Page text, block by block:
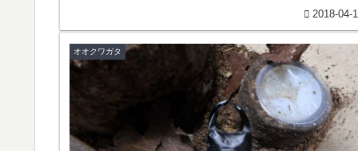
2018-04-
オオクワガタ